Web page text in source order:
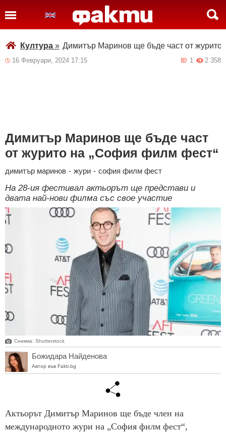
Култура » Димитър Маринов ще бъде част от
16 Февруари, 2024 17:15 2 358
1
Димитър Маринов ще бъде част
от журито на „София филм фест“
димитър маринов - жури - софия филм фест
На 28-ия фестивал актьорът ще представи и
двата най-нови филма със свое участие
Снимка: Shutterstock
Божидара Найденова
Автор във Fakti.bg
Актьорът Димитър Маринов ще бъде член на
международното жури на „София филм фест“,